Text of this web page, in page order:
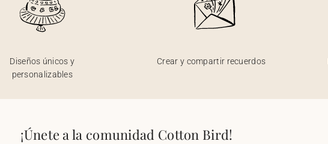
Diseños únicos y
personalizables
Crear y compartir recuerdos
¡Únete a la comunidad Cotton Bird!